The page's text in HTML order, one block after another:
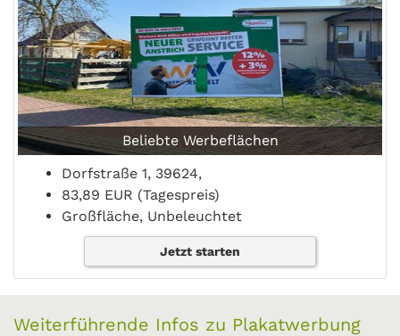
Beliebte Werbeflächen
Dorfstraße 1, 39624,
83,89 EUR (Tagespreis)
Großfläche, Unbeleuchtet
Jetzt starten
Weiterführende Infos zu Plakatwerbung